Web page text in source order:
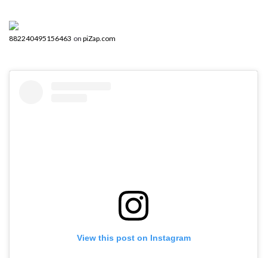
882240495156463 on piZap.com
View this post on Instagram